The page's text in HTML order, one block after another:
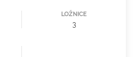
LOŽNICE
3